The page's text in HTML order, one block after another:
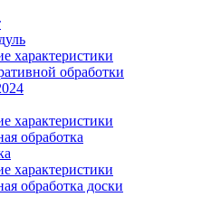
характеристики
обработки
характеристики
обработка
характеристики
обработка доски